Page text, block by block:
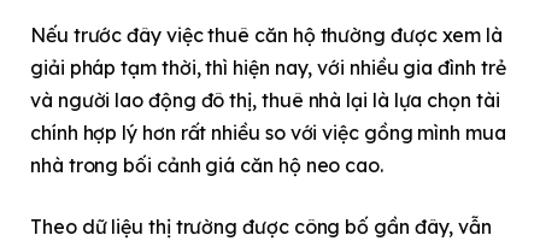
Nếu trước đây việc thuê căn hộ thường được xem là
giải pháp tạm thời, thì hiện nay, với nhiều gia đình trẻ
và người lao động đô thị, thuê nhà lại là lựa chọn tài
chính hợp lý hơn rất nhiều so với việc gồng mình mua
nhà trong bối cảnh giá căn hộ neo cao.
Theo dữ liệu thị trường được công bố gần đây, vẫn